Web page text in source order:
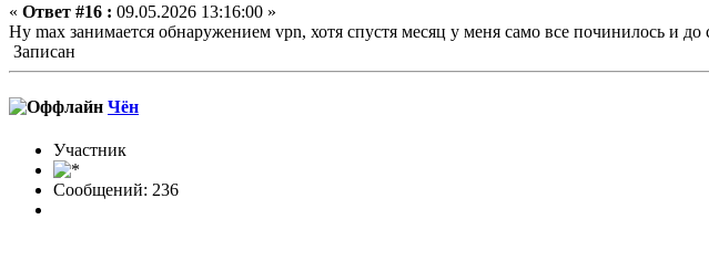
« Ответ #16 : 09.05.2026 13:16:00 »
Ну max занимается обнаружением vpn, хотя спустя месяц у меня само все починилось и до
Записан
Чён
Участник
Сообщений: 236